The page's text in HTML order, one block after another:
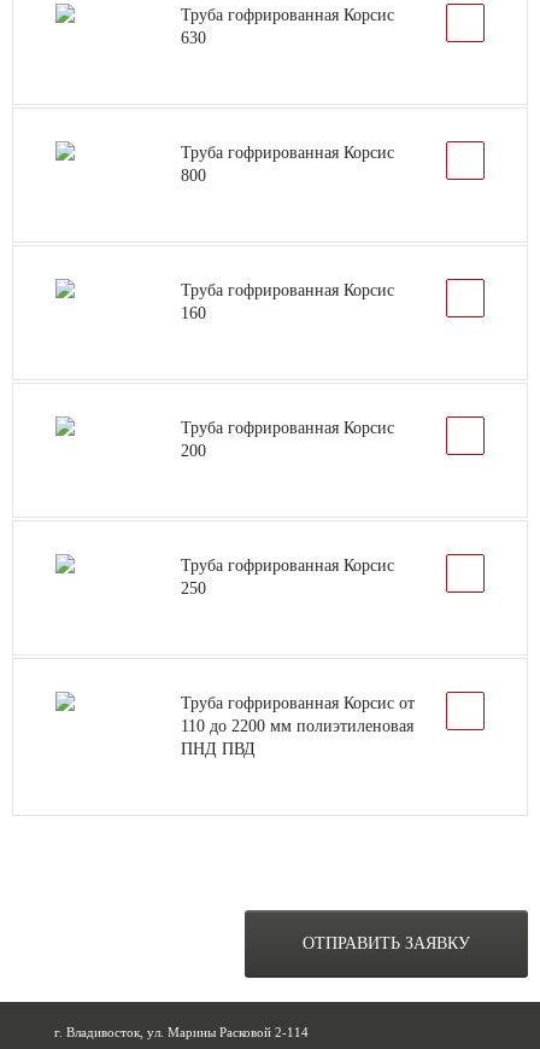
Труба гофрированная Корсис
630
Труба гофрированная Корсис
800
Труба гофрированная Корсис
160
Труба гофрированная Корсис
200
Труба гофрированная Корсис
250
Труба гофрированная Корсис от
110 до 2200 мм полиэтиленовая
ПНД ПВД
ОТПРАВИТЬ ЗАЯВКУ
г. Владивосток, ул. Марины Расковой 2-114